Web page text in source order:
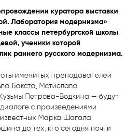
куратора выставки
Лаборатория модернизма»
классы петербургской школы
ученики которой
раннего русского модернизма.
именитых преподавателей
Бакста, Мстислава
Петрова-Водкина — будут
с произведениями
известных Марка Шагала
до тех, кто сегодня почти